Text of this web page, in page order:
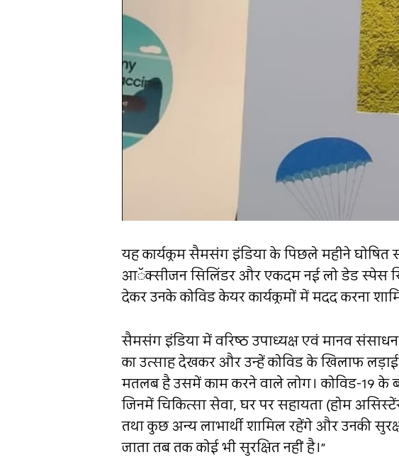
यह कार्यक्रम सैमसंग इंडिया के पिछले महीने
आॅक्सीजन सिलिंडर और एकदम नई लो डेड स्पेस
देकर उनके कोविड केयर कार्यक्रमों में मदद करना
सैमसंग इंडिया में वरिष्ठ उपाध्यक्ष एवं मानव
का उत्साह देखकर और उन्हें कोविड के खिलाफ
मतलब है उसमें काम करने वाले लोग। कोविड-19 के
जिनमें चिकित्सा सेवा, घर पर सहायता (होम
तथा कुछ अन्य लाभार्थी शामिल रहेंगे और उनकी
जाता तब तक कोई भी सुरक्षित नहीं है।”